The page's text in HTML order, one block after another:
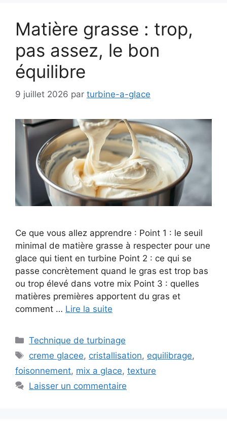
Matière grasse : trop,
pas assez, le bon
équilibre
9 juillet 2026 par turbine-a-glace
Ce que vous allez apprendre : Point 1 : le seuil
minimal de matière grasse à respecter pour une
glace qui tient en turbine Point 2 : ce qui se
passe concrètement quand le gras est trop bas
ou trop élevé dans votre mix Point 3 : quelles
matières premières apportent du gras et
comment … Lire la suite
Catégories
Technique de turbinage
Étiquettes
creme glacee, cristallisation, equilibrage,
foisonnement, mix a glace, texture
Laisser un commentaire